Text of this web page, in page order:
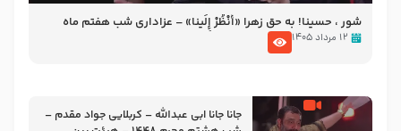
شور ، حسینا! به‌ حق زهرا «أُنْظُرْ إِلَینا» – عزاداری شب هفتم ماه
محرّم 1405
۱۲ مرداد ۱۴۰۵
جانا جانا ابی عبدالله – کربلایی جواد مقدم –